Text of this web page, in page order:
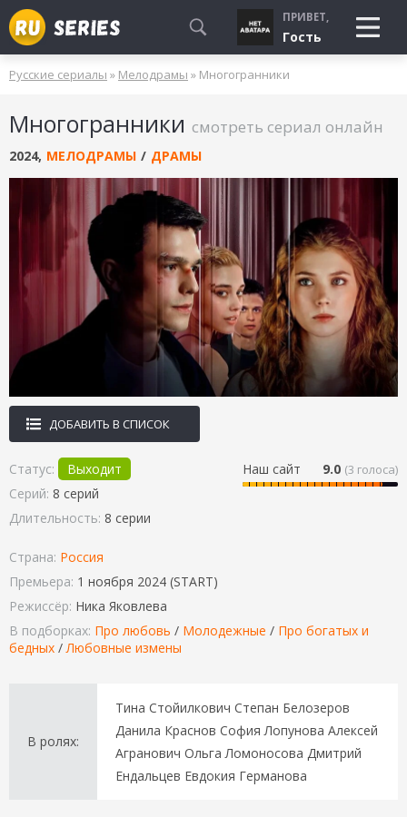
СМОТРЮ
БУДУ СМОТРЕТЬ
УЖЕ СМОТРЕЛ
ПРИВЕТ,
Гость
Русские сериалы » Мелодрамы » Многогранники
Многогранники смотреть сериал онлайн
2024, МЕЛОДРАМЫ / ДРАМЫ
ДОБАВИТЬ В СПИСОК
Наш сайт 9.0 (3 голоса)
Статус:
Выходит
Серий: 8 серий
Длительность: 8 серии
Страна: Россия
Премьера: 1 ноября 2024 (START)
Режиссёр: Ника Яковлева
В подборках: Про любовь / Молодежные / Про богатых и
бедных /Любовные измены
В ролях:
Тина Стойилкович Степан Белозеров
Данила Краснов София Лопунова Алексей
Агранович Ольга Ломоносова Дмитрий
Ендальцев Евдокия Германова